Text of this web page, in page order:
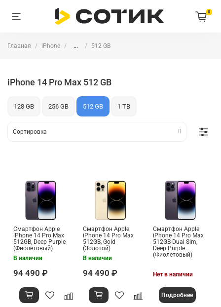
0
Главная iPhone ... 512 GB
iPhone 14 Pro Max 512 GB
128 GB 256 GB 512 GB 1 TB
Смартфон Apple
iPhone 14 Pro Max
512GB, Deep Purple
(Фиолетовый)
В наличии
94 490 ₽
Смартфон Apple
iPhone 14 Pro Max
512GB, Gold
(Золотой)
В наличии
94 490 ₽
Смартфон Apple
iPhone 14 Pro Max
512GB Dual Sim,
Deep Purple
(Фиолетовый)
Нет в наличии
Подробнее